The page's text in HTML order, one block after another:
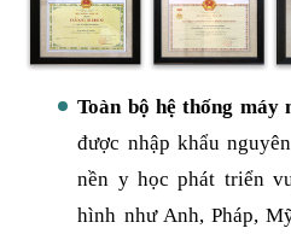
Toàn bộ hệ thống máy
được nhập khẩu
nền y học phát triển
hình như Anh, Pháp,